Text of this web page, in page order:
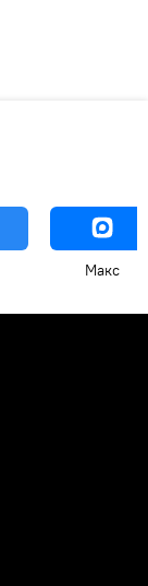
Макс